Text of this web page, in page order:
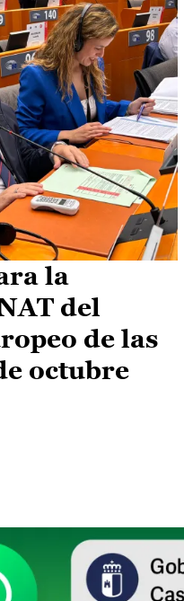
la
del
de las
octubre